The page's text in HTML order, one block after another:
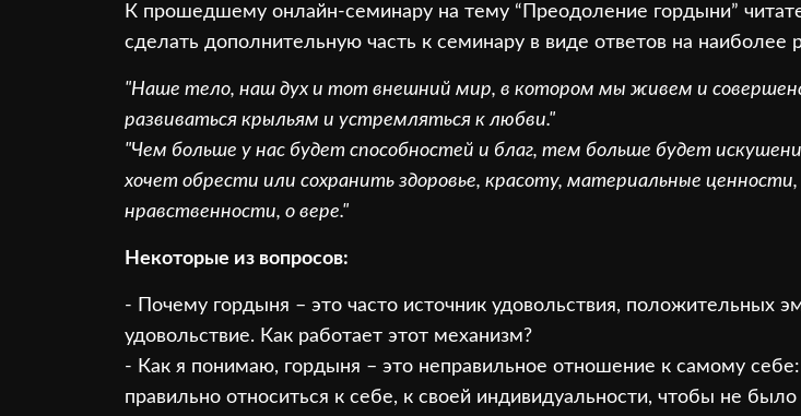
К прошедшему онлайн-семинару на тему “Преодоление гордыни”
сделать дополнительную часть к семинару в виде ответов на
"Наше тело, наш дух и тот внешний мир, в котором мы живем и
развиваться крыльям и устремляться к любви."
"Чем больше у нас будет способностей и благ, тем больше будет
хочет обрести или сохранить здоровье, красоту, материальные
нравственности, о вере."
Некоторые из вопросов:
- Почему гордыня – это часто источник удовольствия, положительных
удовольствие. Как работает этот механизм?
- Как я понимаю, гордыня – это неправильное отношение к самому
правильно относиться к себе, к своей индивидуальности, чтобы не